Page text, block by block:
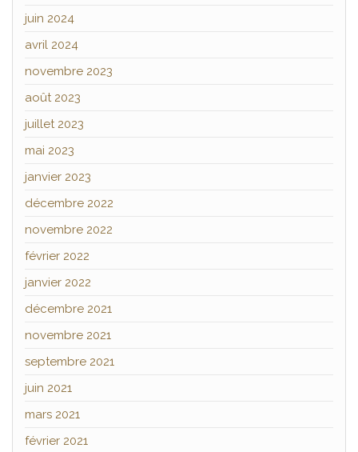
juin 2024
avril 2024
novembre 2023
août 2023
juillet 2023
mai 2023
janvier 2023
décembre 2022
novembre 2022
février 2022
janvier 2022
décembre 2021
novembre 2021
septembre 2021
juin 2021
mars 2021
février 2021